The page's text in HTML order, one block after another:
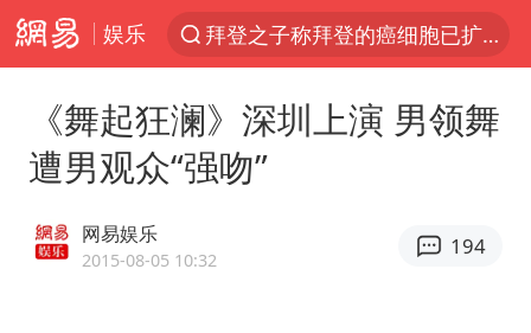
娱乐
拜登之子称拜登的癌细胞已扩散
河南警方公开征集黑恶犯罪线索
以军士兵把枪口对准中国记者
方桃子代言广告视频已下架
《舞起狂澜》深圳上演 男领舞
遭男观众“强吻”
网易娱乐
2015-08-05 10:32
194